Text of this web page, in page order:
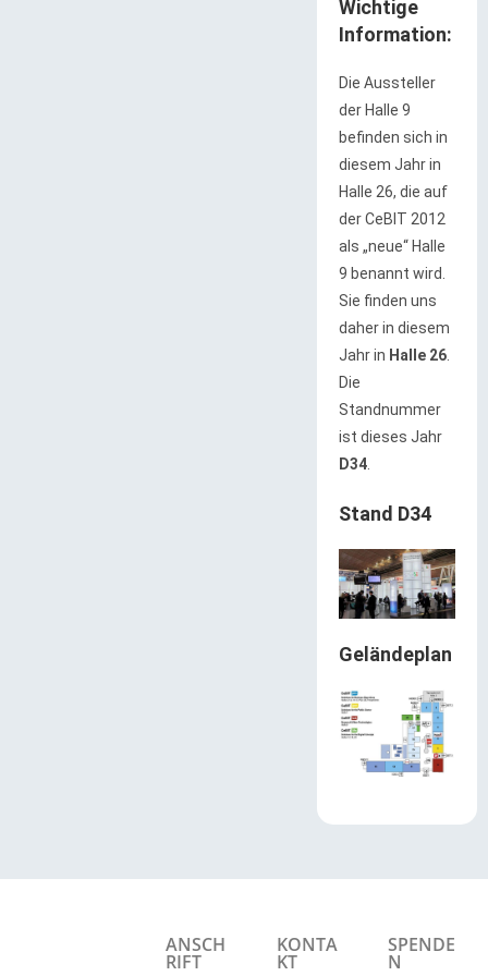
Wichtige
Information:
Die Aussteller
der Halle 9
befinden sich in
diesem Jahr in
Halle 26, die auf
der CeBIT 2012
als „neue“ Halle
9 benannt wird.
Sie finden uns
daher in diesem
Jahr in Halle 26.
Die
Standnummer
ist dieses Jahr
D34.
Stand D34
Geländeplan
ANSCH
RIFT
KONTA
KT
SPENDE
N